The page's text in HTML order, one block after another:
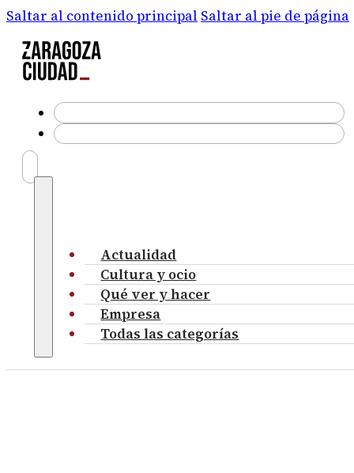
Saltar al contenido principal Saltar al pie de página
Actualidad
Cultura y ocio
Qué ver y hacer
Empresa
Todas las categorías